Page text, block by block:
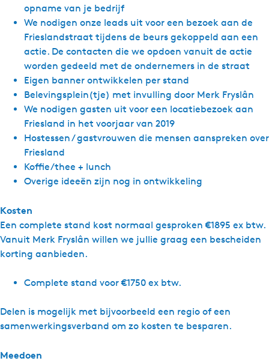
opname van je bedrijf
We nodigen onze leads uit voor een bezoek aan de
Frieslandstraat tijdens de beurs gekoppeld aan een
actie. De contacten die we opdoen vanuit de actie
worden gedeeld met de ondernemers in de straat
Eigen banner ontwikkelen per stand
Belevingsplein(tje) met invulling door Merk Fryslân
We nodigen gasten uit voor een locatiebezoek aan
Friesland in het voorjaar van 2019
Hostessen / gastvrouwen die mensen aanspreken over
Friesland
Koffie/thee + lunch
Overige ideeën zijn nog in ontwikkeling
Kosten
Een complete stand kost normaal gesproken €1895 ex btw.
Vanuit Merk Fryslân willen we jullie graag een bescheiden
korting aanbieden.
Complete stand voor €1750 ex btw.
Delen is mogelijk met bijvoorbeeld een regio of een
samenwerkingsverband om zo kosten te besparen.
Meedoen